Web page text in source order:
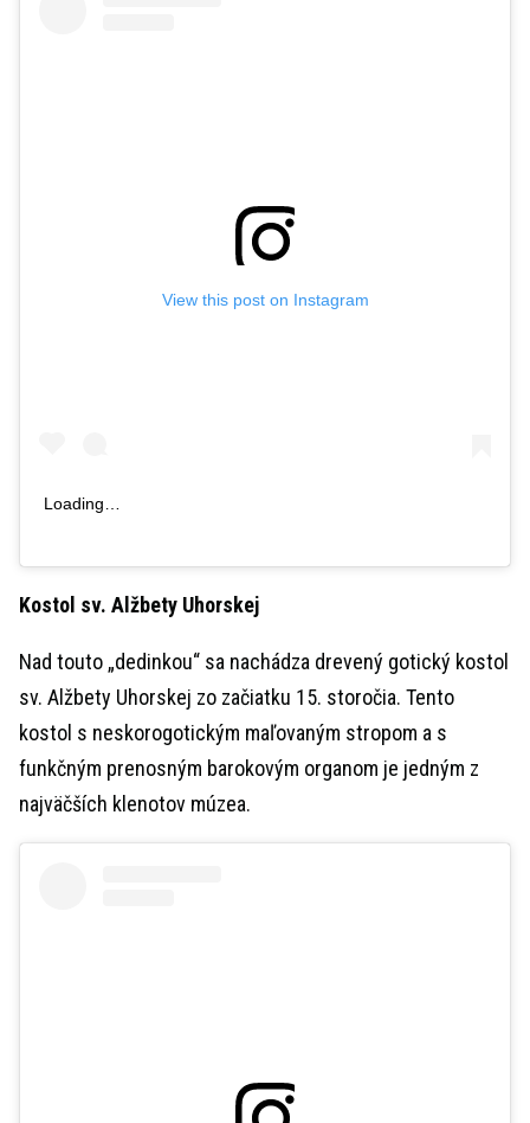
View this post on Instagram
Loading…
Kostol sv. Alžbety Uhorskej
Nad touto „dedinkou“ sa nachádza drevený gotický kostol
sv. Alžbety Uhorskej zo začiatku 15. storočia. Tento
kostol s neskorogotickým maľovaným stropom a s
funkčným prenosným barokovým organom je jedným z
najväčších klenotov múzea.